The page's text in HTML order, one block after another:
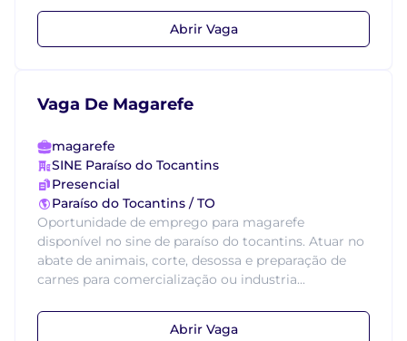
Abrir Vaga
Vaga De Magarefe
magarefe
SINE Paraíso do Tocantins
Presencial
Paraíso do Tocantins / TO
Oportunidade de emprego para magarefe
disponível no sine de paraíso do tocantins. Atuar no
abate de animais, corte, desossa e preparação de
carnes para comercialização ou industria...
Abrir Vaga